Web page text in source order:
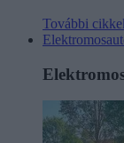
További